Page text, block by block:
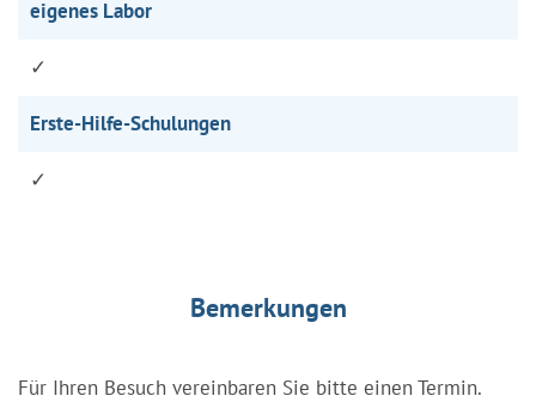
eigenes Labor
✓
Erste-Hilfe-Schulungen
✓
Bemerkungen
Für Ihren Besuch vereinbaren Sie bitte einen Termin.